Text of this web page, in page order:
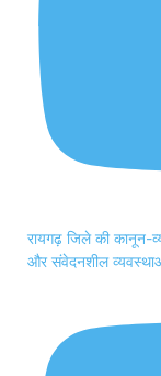
रायगढ़ जिले की कानून-
और संवेदनशील